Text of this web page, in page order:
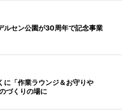
ルセン公園が30周年で記念事業
に「作業ラウンジ＆お守りや
くりの場に